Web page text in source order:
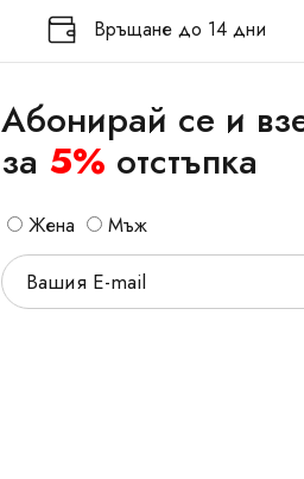
Връщане до 14 дни
Абонирай се и
за 5% отстъпка
Жена Мъж